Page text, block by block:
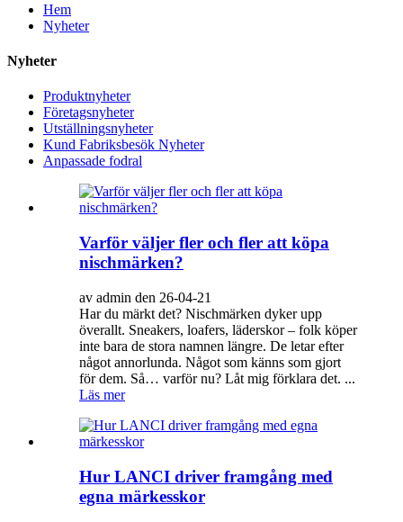
Hem
Nyheter
Nyheter
Produktnyheter
Företagsnyheter
Utställningsnyheter
Kund Fabriksbesök Nyheter
Anpassade fodral
Varför väljer fler och fler att köpa
nischmärken?
av admin den 26-04-21
Har du märkt det? Nischmärken dyker upp
överallt. Sneakers, loafers, läderskor – folk köper
inte bara de stora namnen längre. De letar efter
något annorlunda. Något som känns som gjort
för dem. Så… varför nu? Låt mig förklara det. ...
Läs mer
Hur LANCI driver framgång med
egna märkesskor